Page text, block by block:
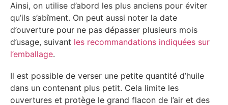
Ainsi, on utilise d’abord les plus anciens pour éviter
qu’ils s’abîment. On peut aussi noter la date
d’ouverture pour ne pas dépasser plusieurs mois
d’usage, suivant les recommandations indiquées sur
l’emballage.
Il est possible de verser une petite quantité d’huile
dans un contenant plus petit. Cela limite les
ouvertures et protège le grand flacon de l’air et des